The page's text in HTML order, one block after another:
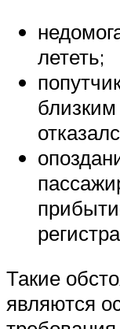
лететь;
Такие
являются